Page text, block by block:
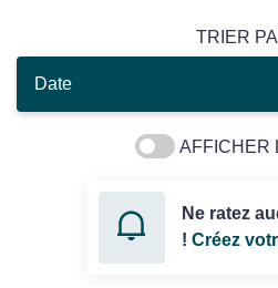
TRIER
AFFICHER
Ne ratez
! Créez